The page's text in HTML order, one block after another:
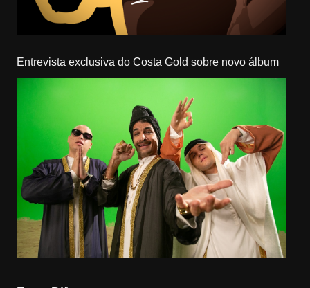
Entrevista exclusiva do Costa Gold sobre novo álbum